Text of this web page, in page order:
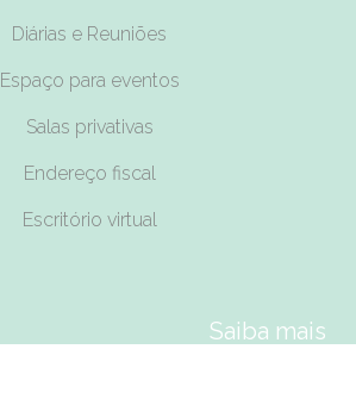
Diárias e Reuniões
Espaço para eventos
Salas privativas
Endereço fiscal
Escritório virtual
Saiba mais